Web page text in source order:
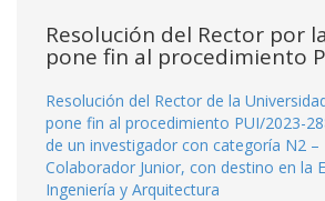
Resolución del Rector por
pone fin al procedimiento
Resolución del Rector de la
pone fin al procedimiento PUI/2023-
de un investigador con categoría N2
Colaborador Junior, con destino en la
Ingeniería y Arquitectura